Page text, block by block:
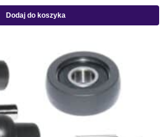
Dodaj do koszyka